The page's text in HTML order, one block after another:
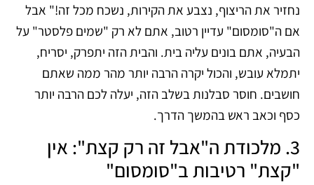
נחזיר את הריצוף, נצבע את הקירות, נשכח מכל זה!" אבל
אם ה"סומסום" עדיין רטוב, אתם לא רק "שמים פלסטר" על
הבעיה, אתם בונים עליה בית. והבית הזה יתפרק, יסריח,
יתמלא עובש, והכול יקרה הרבה יותר מהר ממה שאתם
חושבים. חוסר סבלנות בשלב הזה, יעלה לכם הרבה יותר
כסף וכאב ראש בהמשך הדרך.
3. מלכודת ה"אבל זה רק קצת": אין
"קצת" רטיבות ב"סומסום"